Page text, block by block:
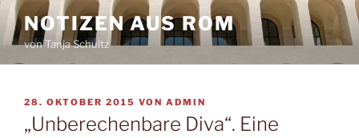
Zum
Inhalt
springen
NOTIZEN AUS ROM
von Tanja Schultz
VERÖFFENTLICHT
AM
28. OKTOBER 2015 VON ADMIN
„Unberechenbare Diva“. Eine